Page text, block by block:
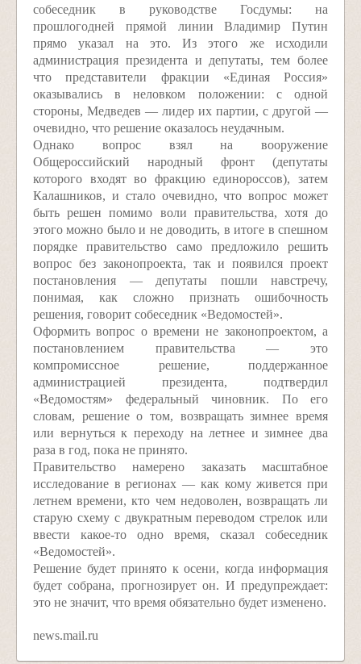
собеседник в руководстве Госдумы: на
прошлогодней прямой линии Владимир Путин
прямо указал на это. Из этого же исходили
администрация президента и депутаты, тем более
что представители фракции «Единая Россия»
оказывались в неловком положении: с одной
стороны, Медведев — лидер их партии, с другой —
очевидно, что решение оказалось неудачным.
Однако вопрос взял на вооружение
Общероссийский народный фронт (депутаты
которого входят во фракцию единороссов), затем
Калашников, и стало очевидно, что вопрос может
быть решен помимо воли правительства, хотя до
этого можно было и не доводить, в итоге в спешном
порядке правительство само предложило решить
вопрос без законопроекта, так и появился проект
постановления — депутаты пошли навстречу,
понимая, как сложно признать ошибочность
решения, говорит собеседник «Ведомостей».
Оформить вопрос о времени не законопроектом, а
постановлением правительства — это
компромиссное решение, поддержанное
администрацией президента, подтвердил
«Ведомостям» федеральный чиновник. По его
словам, решение о том, возвращать зимнее время
или вернуться к переходу на летнее и зимнее два
раза в год, пока не принято.
Правительство намерено заказать масштабное
исследование в регионах — как кому живется при
летнем времени, кто чем недоволен, возвращать ли
старую схему с двукратным переводом стрелок или
ввести какое-то одно время, сказал собеседник
«Ведомостей».
Решение будет принято к осени, когда информация
будет собрана, прогнозирует он. И предупреждает:
это не значит, что время обязательно будет изменено.
news.mail.ru